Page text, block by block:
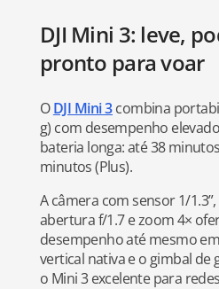
DJI Mini 3: leve,
pronto para voar
ODJI Mini 3combina
g) com desempenho
bateria longa: até 38
minutos (Plus).
A câmera com sensor 1/
abertura f/1.7 e zoom 4×
desempenho até mesmo
vertical nativa e o gimbal
o Mini 3 excelente para